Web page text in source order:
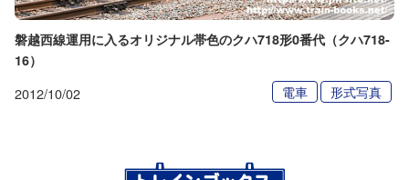
磐越西線運用に入るオリジナル帯色のクハ718形0番代（クハ718-
16）
2012/10/02 電車 形式写真